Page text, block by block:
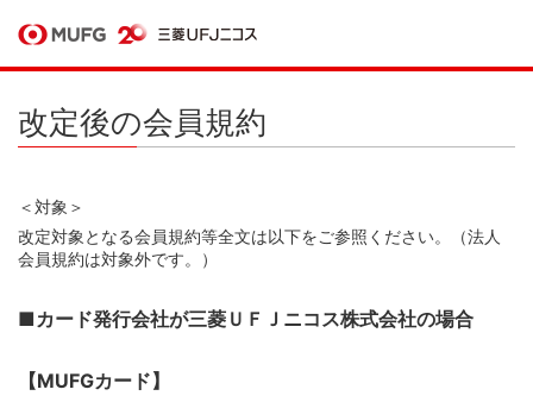
改定後の会員規約
＜対象＞
改定対象となる会員規約等全文は以下をご参照ください。（法人
会員規約は対象外です。）
■カード発行会社が三菱ＵＦＪニコス株式会社の場合
【MUFGカード】